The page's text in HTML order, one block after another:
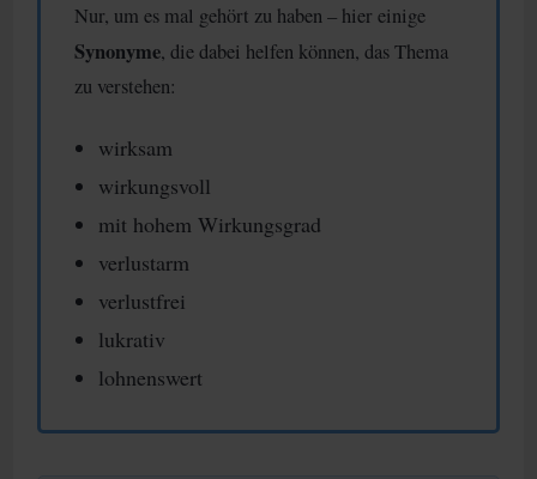
Nur, um es mal gehört zu haben – hier einige
Synonyme, die dabei helfen können, das Thema
zu verstehen:
wirksam
wirkungsvoll
mit hohem Wirkungsgrad
verlustarm
verlustfrei
lukrativ
lohnenswert